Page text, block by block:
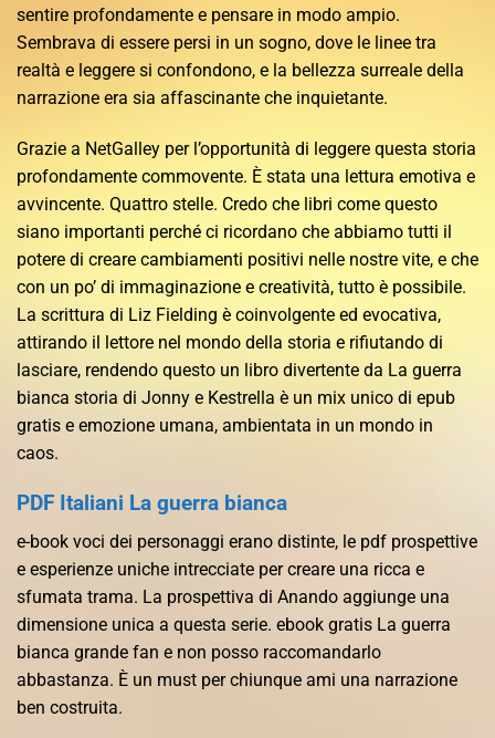
sentire profondamente e pensare in modo ampio.
Sembrava di essere persi in un sogno, dove le linee tra
realtà e leggere si confondono, e la bellezza surreale della
narrazione era sia affascinante che inquietante.
Grazie a NetGalley per l’opportunità di leggere questa storia
profondamente commovente. È stata una lettura emotiva e
avvincente. Quattro stelle. Credo che libri come questo
siano importanti perché ci ricordano che abbiamo tutti il
potere di creare cambiamenti positivi nelle nostre vite, e che
con un po’ di immaginazione e creatività, tutto è possibile.
La scrittura di Liz Fielding è coinvolgente ed evocativa,
attirando il lettore nel mondo della storia e rifiutando di
lasciare, rendendo questo un libro divertente da La guerra
bianca storia di Jonny e Kestrella è un mix unico di epub
gratis e emozione umana, ambientata in un mondo in
caos.
PDF Italiani La guerra bianca
e-book voci dei personaggi erano distinte, le pdf prospettive
e esperienze uniche intrecciate per creare una ricca e
sfumata trama. La prospettiva di Anando aggiunge una
dimensione unica a questa serie. ebook gratis La guerra
bianca grande fan e non posso raccomandarlo
abbastanza. È un must per chiunque ami una narrazione
ben costruita.